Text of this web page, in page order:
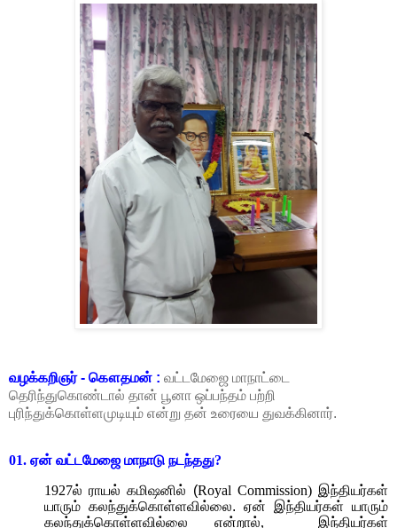
வழக்கறிஞர் - கௌதமன் : வட்டமேஜை மாநாட்டை
தெரிந்துகொண்டால் தான் பூனா ஒப்பந்தம் பற்றி
புரிந்துக்கொள்ளமுடியும் என்று தன் உரையை துவக்கினார்.
01. ஏன் வட்டமேஜை மாநாடு நடந்தது?
1927ல் ராயல் கமிஷனில் (Royal Commission) இந்தியர்கள்
யாரும் கலந்துக்கொள்ளவில்லை. ஏன் இந்தியர்கள் யாரும்
கலந்துக்கொள்ளவில்லை என்றால், இந்தியர்கள்